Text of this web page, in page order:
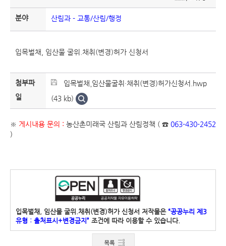
분야 산림과 - 교통/산림/행정
입목벌채, 임산물 굴위.채취(변경)허가 신청서
첨부파
일
입목벌채¸임산물굴취·채취(변경)허가신청서.hwp
(43 kb)
※ 게시내용 문의 : 농산촌미래국 산림과 산림정책 ( ☎ 063-430-2452
)
입목벌채, 임산물 굴위.채취(변경)허가 신청서 저작물은 “공공누리 제3
유형 : 출처표시+변경금지” 조건에 따라 이용할 수 있습니다.